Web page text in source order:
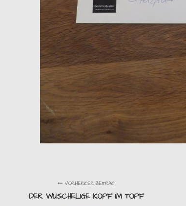
VORHERIGER BEITRAG
DER WUSCHELIGE KOPF IM TOPF